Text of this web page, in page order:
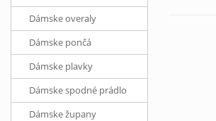
Dámske overaly
Dámske pončá
Dámske plavky
Dámske spodné prádlo
Dámske župany